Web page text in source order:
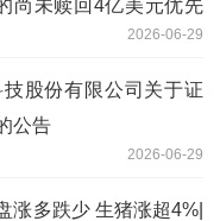
尚未赎回4亿美元优先
将获有效交回-资讯
2026-06-29
股份有限公司关于证
公告
2026-06-29
涨多跌少 生猪涨超4%|